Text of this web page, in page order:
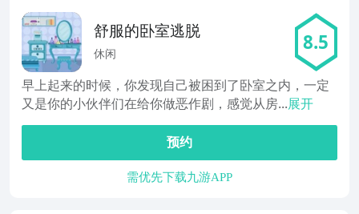
舒服的卧室逃脱
休闲 8.5
早上起来的时候，你发现自己被困到了卧室之内，一定
又是你的小伙伴们在给你做恶作剧，感觉从房...展开
预约
需优先下载九游APP